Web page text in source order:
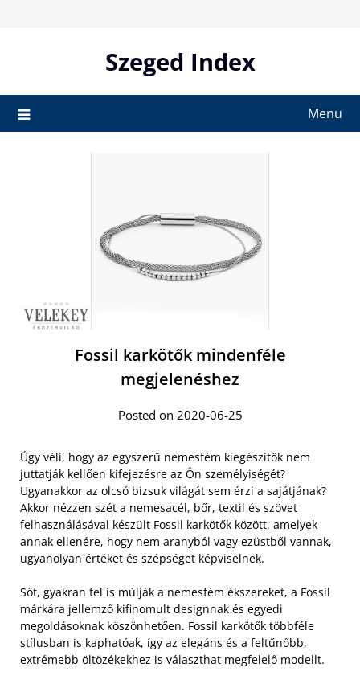
Szeged Index
Menu
Fossil karkötők mindenféle
megjelenéshez
Posted on 2020-06-25
Úgy véli, hogy az egyszerű nemesfém kiegészítők nem
juttatják kellően kifejezésre az Ön személyiségét?
Ugyanakkor az olcsó bizsuk világát sem érzi a sajátjának?
Akkor nézzen szét a nemesacél, bőr, textil és szövet
felhasználásával készült Fossil karkötők között, amelyek
annak ellenére, hogy nem aranyból vagy ezüstből vannak,
ugyanolyan értéket és szépséget képviselnek.
Sőt, gyakran fel is múlják a nemesfém ékszereket, a Fossil
márkára jellemző kifinomult designnak és egyedi
megoldásoknak köszönhetően. Fossil karkötők többféle
stílusban is kaphatóak, így az elegáns és a feltűnőbb,
extrémebb öltözékekhez is választhat megfelelő modellt.